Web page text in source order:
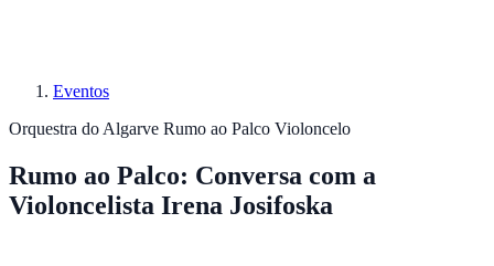
Eventos
Orquestra do Algarve Rumo ao Palco Violoncelo
Rumo ao Palco: Conversa com a
Violoncelista Irena Josifoska